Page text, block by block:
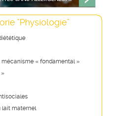
"Physiologie"
« fondamental »
»
lait maternel